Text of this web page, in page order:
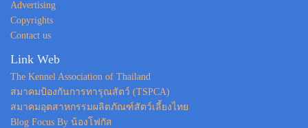
Advertising
Copyrights
Contact us
Link Web
The Kennel Association of Thailand
สมาคมป้องกันการทารุณสัตว์ (TSPCA)
สมาคมอุตสาหกรรมผลิตภัณฑ์สัตว์เลี้ยงไทย
Blog Focus By น้องโฟกัส